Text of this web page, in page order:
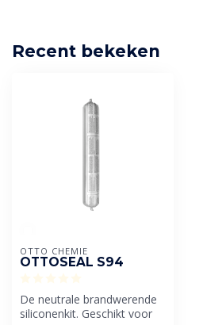
Recent bekeken
OTTO CHEMIE
OTTOSEAL S94
De neutrale brandwerende
siliconenkit. Geschikt voor